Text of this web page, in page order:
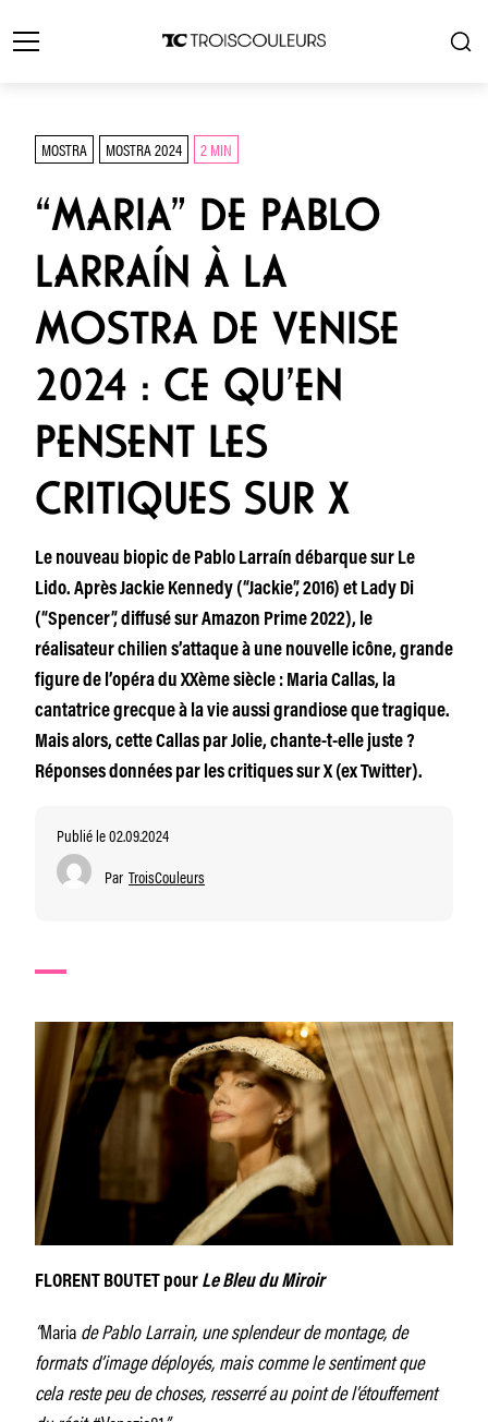
MOSTRA MOSTRA 2024 2 MIN
“MARIA” DE PABLO
LARRAÍN À LA
MOSTRA DE VENISE
2024 : CE QU’EN
PENSENT LES
CRITIQUES SUR X
Le nouveau biopic de Pablo Larraín débarque sur Le
Lido. Après Jackie Kennedy (“Jackie”, 2016) et Lady Di
(“Spencer”, diffusé sur Amazon Prime 2022), le
réalisateur chilien s’attaque à une nouvelle icône, grande
figure de l’opéra du XXème siècle : Maria Callas, la
cantatrice grecque à la vie aussi grandiose que tragique.
Mais alors, cette Callas par Jolie, chante-t-elle juste ?
Réponses données par les critiques sur X (ex Twitter).
Publié le 02.09.2024
Par TroisCouleurs
FLORENT BOUTET pour Le Bleu du Miroir
“Mariade Pablo Larrain, une splendeur de montage, de
formats d’image déployés, mais comme le sentiment que
cela reste peu de choses, resserré au point de l’étouffement